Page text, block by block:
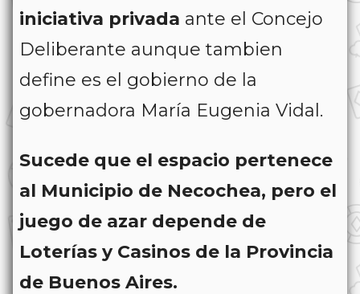
iniciativa privada ante el Concejo
Deliberante aunque tambien
define es el gobierno de la
gobernadora María Eugenia Vidal.
Sucede que el espacio pertenece
al Municipio de Necochea, pero el
juego de azar depende de
Loterías y Casinos de la Provincia
de Buenos Aires.